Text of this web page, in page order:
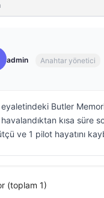
admin Anahtar yönetici
eyaletindeki Butler
havalandıktan kısa süre
ve 1 pilot hayatını
(toplam 1)